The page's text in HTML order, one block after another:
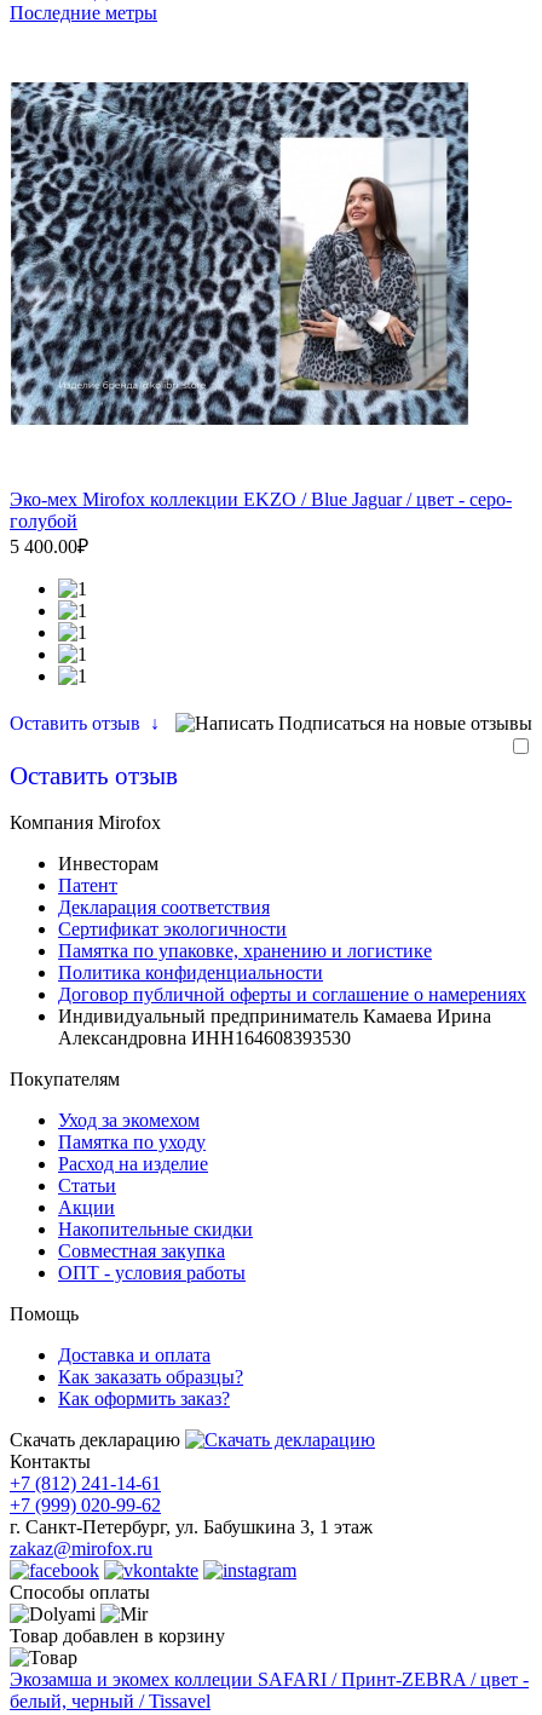
Последние метры
Эко-мех Mirofox коллекции EKZО / Blue Jaguar / цвет - серо-
голубой
5 400.00₽
Подписаться на новые отзывы
Оставить отзыв ↓
Оставить отзыв
Компания Mirofox
Инвесторам
Патент
Декларация соответствия
Сертификат экологичности
Памятка по упаковке, хранению и логистике
Политика конфиденциальности
Договор публичной оферты и соглашение о намерениях
Индивидуальный предприниматель Камаева Ирина
Александровна ИНН164608393530
Покупателям
Уход за экомехом
Памятка по уходу
Расход на изделие
Статьи
Акции
Накопительные скидки
Совместная закупка
ОПТ - условия работы
Помощь
Доставка и оплата
Как заказать образцы?
Как оформить заказ?
Скачать декларацию
Контакты
+7 (812) 241-14-61
+7 (999) 020-99-62
г. Санкт-Петербург, ул. Бабушкина 3, 1 этаж
zakaz@mirofox.ru
Способы оплаты
Товар добавлен в корзину
Экозамша и экомех коллеции SAFARI / Принт-ZEBRA / цвет -
белый, черный / Tissavel